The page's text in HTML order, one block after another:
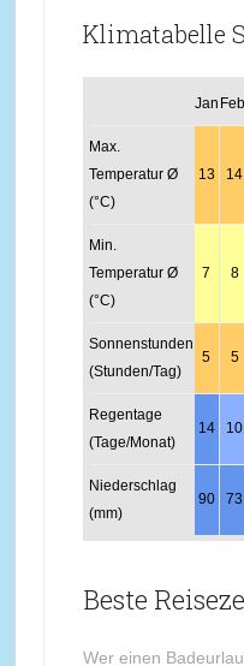
Klimatabelle
Jan
Max.
Temperatur Ø
(°C)
13 14
Min.
Temperatur Ø
(°C)
7 8
Sonnenstunden
(Stunden/Tag)
5 5
Regentage
(Tage/Monat)
14 10
Niederschlag
(mm)
90 73
Beste
Wer einen